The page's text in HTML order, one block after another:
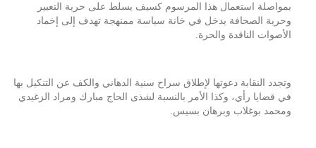
بمواصلة استعمال هذا المرسوم كسيف يسلط على حرية التعبير
وحرية الصحافة يدخل في خانة سياسة ممنهجة تهدف إلى إخماد
الأصوات الناقدة والحرة.
وتجدد النقابة دعوتها لإطلاق سراح سنية الدهاني والكف عن التنكيل بها
في قضايا رأي، وكذا الأمر بالنسبة لشذى الحاج مبارك ومراد الزغيدي
ومحمد بوغلاب وبرهان بسيس.